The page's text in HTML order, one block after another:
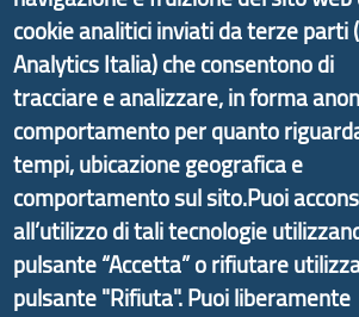
Il portale di marketing territoriale e
di Genova Città Metropolitana si è
partire dal progetto nazionale Aree
promosso dal Dipartimento per lo
Economico e finalizzato al rilancio
delle valli dell’entroterra. In
informazioni ed aggiornamenti
d'Area Antola-Tigullio, in
Liguria ed ANCI Liguria.
cookie analitici inviati da terze parti
Analytics Italia) che consentono di
tracciare e analizzare, in forma
comportamento per quanto
tempi, ubicazione geografica e
comportamento sul sito.Puoi
all’utilizzo di tali tecnologie
pulsante “Accetta” o rifiutare
pulsante "Rifiuta". Puoi liberamente